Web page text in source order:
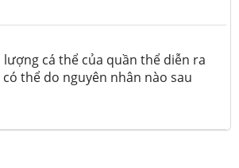
cá thể của quần thể diễn ra
thể do nguyên nhân nào sau